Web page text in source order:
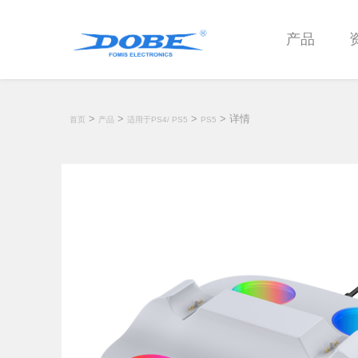
产品
首页 > 产品 > 适用于PS4/ PS5 > PS5 > 详情